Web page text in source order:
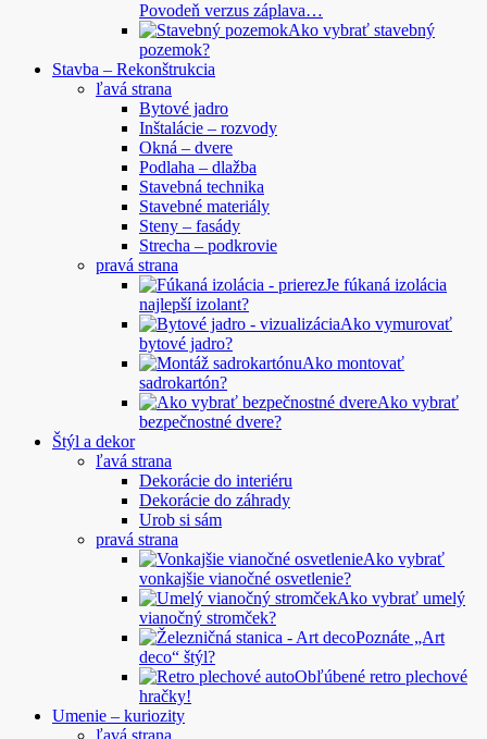
Povodeň verzus záplava…
Ako vybrať stavebný
pozemok?
Stavba – Rekonštrukcia
ľavá strana
Bytové jadro
Inštalácie – rozvody
Okná – dvere
Podlaha – dlažba
Stavebná technika
Stavebné materiály
Steny – fasády
Strecha – podkrovie
pravá strana
Je fúkaná izolácia
najlepší izolant?
Ako vymurovať
bytové jadro?
Ako montovať
sadrokartón?
Ako vybrať
bezpečnostné dvere?
Štýl a dekor
ľavá strana
Dekorácie do interiéru
Dekorácie do záhrady
Urob si sám
pravá strana
Ako vybrať
vonkajšie vianočné osvetlenie?
Ako vybrať umelý
vianočný stromček?
Poznáte „Art
deco“ štýl?
Obľúbené retro plechové
hračky!
Umenie – kuriozity
ľavá strana